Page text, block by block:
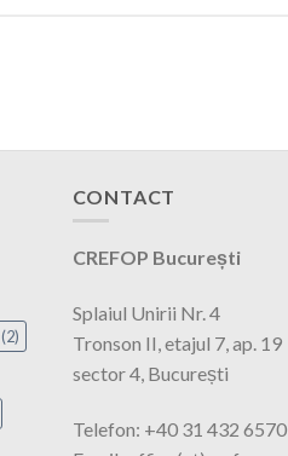
(2)
CONTACT
CREFOP București
Splaiul Unirii Nr. 4
Tronson II, etajul 7, ap. 19
sector 4, București
Telefon: +40 31 432 6570